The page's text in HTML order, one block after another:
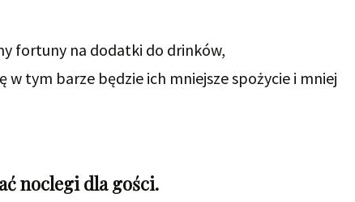
fortuny na dodatki do drinków,
w tym barze będzie ich mniejsze spożycie i mniej
noclegi dla gości.